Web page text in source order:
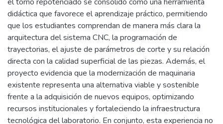
didáctica que favorece el aprendizaje práctico, permitiendo
que los estudiantes comprendan de manera más clara la
arquitectura del sistema CNC, la programación de
trayectorias, el ajuste de parámetros de corte y su relación
directa con la calidad superficial de las piezas. Además, el
proyecto evidencia que la modernización de maquinaria
existente representa una alternativa viable y sostenible
frente a la adquisición de nuevos equipos, optimizando
recursos institucionales y fortaleciendo la infraestructura
tecnológica del laboratorio. En conjunto, esta experiencia no